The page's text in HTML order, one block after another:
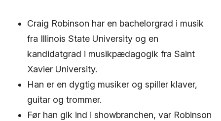
Craig Robinson har en bachelorgrad i musik
fra Illinois State University og en
kandidatgrad i musikpædagogik fra Saint
Xavier University.
Han er en dygtig musiker og spiller klaver,
guitar og trommer.
Før han gik ind i showbranchen, var Robinson